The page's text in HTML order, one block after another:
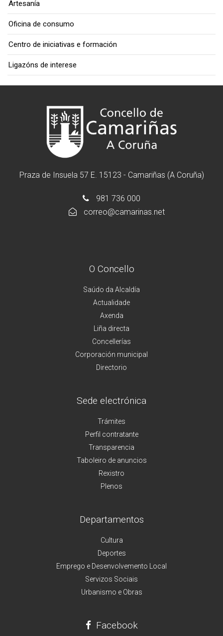
Artesanía
Oficina de consumo
Centro de iniciativas e formación
Ligazóns de interese
Praza de Insuela 57 E. 15123 - Camariñas (A Coruña)
981 736 000
correo@camarinas.net
O Concello
Saúdo da Alcaldía
Actualidade
Axenda
Liña directa
Concellerías
Corporación municipal
Directorio
Sede electrónica
Trámites
Perfil contratante
Transparencia
Taboleiro de anuncios
Rexistro
Plenos
Departamentos
Cultura
Deportes
Emprego e Desenvolvemento Local
Servizos Sociais
Urbanismo e Obras
Facebook